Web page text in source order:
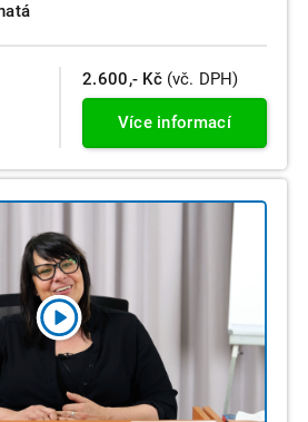
2.600,- Kč (vč. DPH)
Více informací